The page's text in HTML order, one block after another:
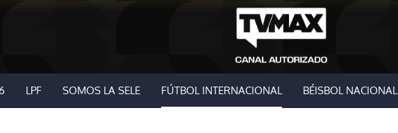
LPF SOMOS LA SELE FÚTBOL INTERNACIONAL BÉISBOL NACIONAL